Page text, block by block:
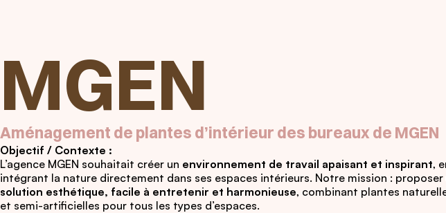
MGEN
Aménagement de plantes d’intérieur des bureaux de MGEN
Objectif / Contexte :
L’agence MGEN souhaitait créer un environnement de travail apaisant et inspirant,
intégrant la nature directement dans ses espaces intérieurs. Notre mission : proposer
solution esthétique, facile à entretenir et harmonieuse, combinant plantes
et semi-artificielles pour tous les types d’espaces.